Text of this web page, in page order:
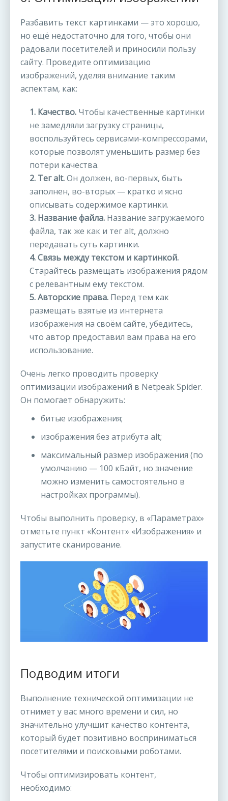
Разбавить текст картинками — это хорошо,
но ещё недостаточно для того, чтобы они
радовали посетителей и приносили пользу
сайту. Проведите оптимизацию
изображений, уделяя внимание таким
аспектам, как:
1. Качество. Чтобы качественные картинки
не замедляли загрузку страницы,
воспользуйтесь сервисами-компрессорами,
которые позволят уменьшить размер без
потери качества.
2. Тег alt.Он должен, во-первых, быть
заполнен, во-вторых — кратко и ясно
описывать содержимое картинки.
3. Название файла. Название загружаемого
файла, так же как и тег alt, должно
передавать суть картинки.
4. Связь между текстом и картинкой.
Старайтесь размещать изображения рядом
с релевантным ему текстом.
5. Авторские права. Перед тем как
размещать взятые из интернета
изображения на своём сайте, убедитесь,
что автор предоставил вам права на его
использование.
Очень легко проводить проверку
оптимизации изображений в Netpeak Spider.
Он помогает обнаружить:
битые изображения;
изображения без атрибута alt;
максимальный размер изображения (по
умолчанию — 100 кБайт, но значение
можно изменить самостоятельно в
настройках программы).
Чтобы выполнить проверку, в «Параметрах»
отметьте пункт «Контент» «Изображения» и
запустите сканирование.
Подводим итоги
Выполнение технической оптимизации не
отнимет у вас много времени и сил, но
значительно улучшит качество контента,
который будет позитивно восприниматься
посетителями и поисковыми роботами.
Чтобы оптимизировать контент,
необходимо: